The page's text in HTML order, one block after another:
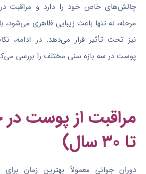
چالش‌های خاص خود را دارد و مراقبت
مرحله، نه تنها باعث زیبایی ظاهری می‌شود،
نیز تحت تأثیر قرار می‌دهد. در ادامه،
پوست در سه بازه سنی مختلف را بررسی
تا ۳۰ سال)
دوران جوانی معمولاً بهترین زمان